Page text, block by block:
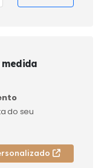
medida
do seu